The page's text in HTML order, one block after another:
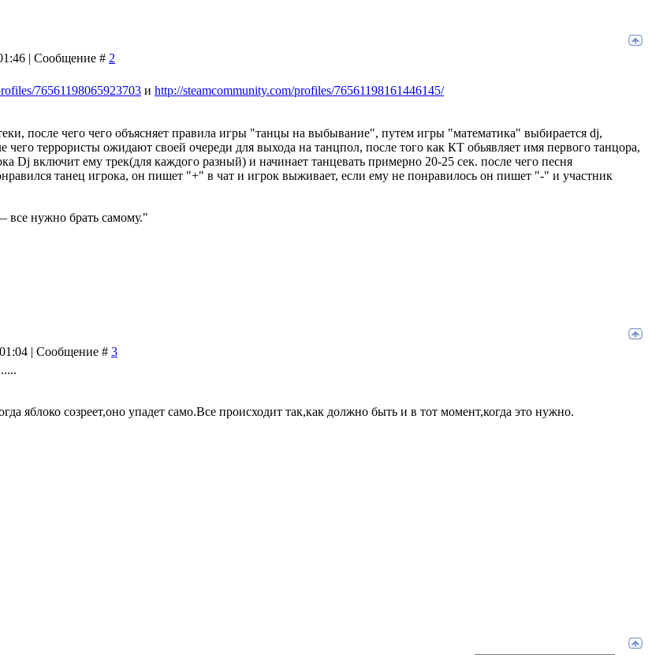
| Сообщение # 2
76561198065923703 и http://steamcommunity.com/profiles/76561198161446145/
после чего чего объясняет правила игры "танцы на выбывание", путем игры "математика" выбирается dj,
чего террористы ожидают своей очереди для выхода на танцпол, после того как КТ обьявляет имя первого танцора,
Dj включит ему трек(для каждого разный) и начинает танцевать примерно 20-25 сек. после чего песня
танец игрока, он пишет "+" в чат и игрок выживает, если ему не понравилось он пишет "-" и участник
все нужно брать самому."
| Сообщение # 3
яблоко созреет,оно упадет само.Все происходит так,как должно быть и в тот момент,когда это нужно.